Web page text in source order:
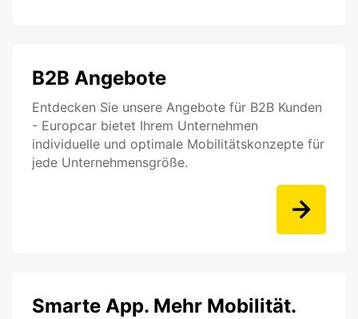
B2B Angebote
Entdecken Sie unsere Angebote für B2B Kunden
- Europcar bietet Ihrem Unternehmen
individuelle und optimale Mobilitätskonzepte für
jede Unternehmensgröße.
Smarte App. Mehr Mobilität.